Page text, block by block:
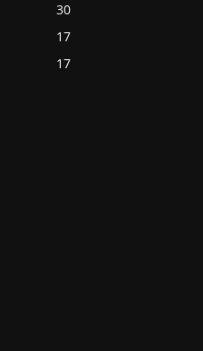
30
17
17